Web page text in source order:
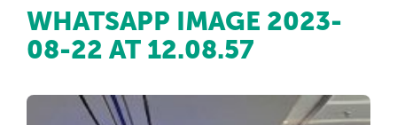
WHATSAPP IMAGE 2023-
08-22 AT 12.08.57